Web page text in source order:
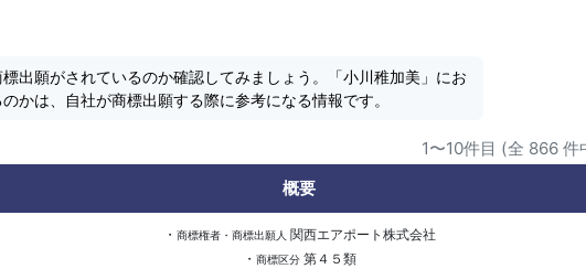
出願がされているのか確認してみましょう。「小川稚加美」にお
かは、自社が商標出願する際に参考になる情報です。
1〜10件目 (全 866 件
概要
・ 商標権者・商標出願人 関西エアポート株式会社
・ 商標区分第４５類